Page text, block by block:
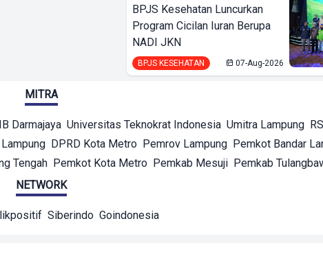
BPJS Kesehatan Luncurkan
Program Cicilan Iuran Berupa
NADI JKN
BPJS KESEHATAN 07-Aug-2026
MITRA
Darmajaya Universitas Teknokrat Indonesia Umitra Lampung
DPRD Kota Metro Pemrov Lampung Pemkot Bandar
Tengah Pemkot Kota Metro Pemkab Mesuji Pemkab
NETWORK
Siberindo Goindonesia